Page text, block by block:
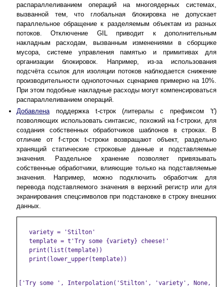
распараллеливанием операций на многоядерных системах,
вызванной тем, что глобальная блокировка не допускает
параллельное обращение к разделяемым объектам из разных
потоков. Отключение GIL приводит к дополнительным
накладным расходам, вызванным изменениями в сборщике
мусора, системе управления памятью и примитивах для
организации блокировок. Например, из-за использования
подсчёта ссылок для изоляции потоков наблюдается снижение
производительности однопоточных сценариев примерно на 10%.
При этом подобные накладные расходы могут компенсироваться
распараллеливанием операций.
Добавлена поддержка t-строк (литералы с префиксом 't')
позволяющих использовать синтаксис, похожий на f-строки, для
создания собственных обработчиков шаблонов в строках. В
отличие от f-строк t-строки возвращают объект, раздельно
хранящий статические строковые данные и подставляемые
значения. Раздельное хранение позволяет привязывать
собственные обработчики, влияющие только на подставляемые
значения. Например, можно подключить обработчик для
перевода подставляемого значения в верхний регистр или для
экранирования спецсимволов при подстановке в строку внешних
данных.
   variety = 'Stilton'
   template = t'Try some {variety} cheese!'
   print(list(template))
   print(lower_upper(template))
['Try some ', Interpolation('Stilton', 'variety', None,